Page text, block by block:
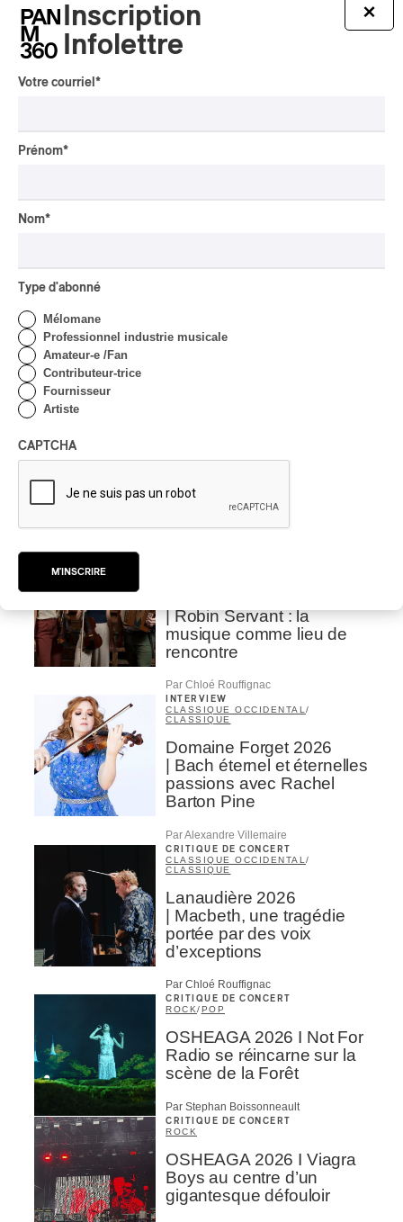
Tout le contenu 360
symphonique de Trois-
Domaine Forget 2026
| Marc Hervieux chante 35
ans de carrière
| Robin Servant : la
musique comme lieu de
rencontre
Par Chloé Rouffignac
INTERVIEW
CLASSIQUE OCCIDENTAL/
CLASSIQUE
Domaine Forget 2026
| Bach éternel et éternelles
passions avec Rachel
Barton Pine
Par Alexandre Villemaire
CRITIQUE DE CONCERT
CLASSIQUE OCCIDENTAL /
CLASSIQUE
Lanaudière 2026
| Macbeth, une tragédie
portée par des voix
d’exceptions
Par Chloé Rouffignac
CRITIQUE DE CONCERT
ROCK/POP
OSHEAGA 2026 I Not For
Radio se réincarne sur la
scène de la Forêt
Par Stephan Boissonneault
CRITIQUE DE CONCERT
ROCK
OSHEAGA 2026 I Viagra
Boys au centre d’un
gigantesque défouloir
×
Inscription
Infolettre
Votre courriel *
Prénom*
Nom*
Type d'abonné
Mélomane
Professionnel industrie musicale
Amateur-e /Fan
Contributeur-trice
Fournisseur
Artiste
CAPTCHA
M'INSCRIRE